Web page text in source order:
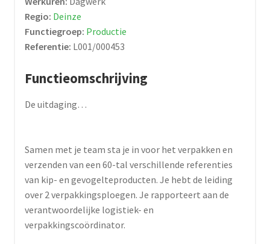
Regio: Deinze
Functiegroep: Productie
Referentie: L001/000453
Functieomschrijving
De uitdaging…
Samen met je team sta je in voor het verpakken en
verzenden van een 60-tal verschillende referenties
van kip- en gevogelteproducten. Je hebt de leiding
over 2 verpakkingsploegen. Je rapporteert aan de
verantwoordelijke logistiek- en
verpakkingscoördinator.